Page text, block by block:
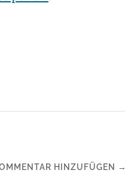
HINZUFÜGEN →